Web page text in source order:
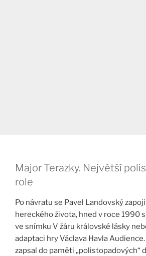
Major Terazky. Největší
role
Po návratu se Pavel Landovský
hereckého života, hned v roce 1990
ve snímku V žáru královské lásky
adaptaci hry Václava Havla
zapsal do paměti „polistopadových“